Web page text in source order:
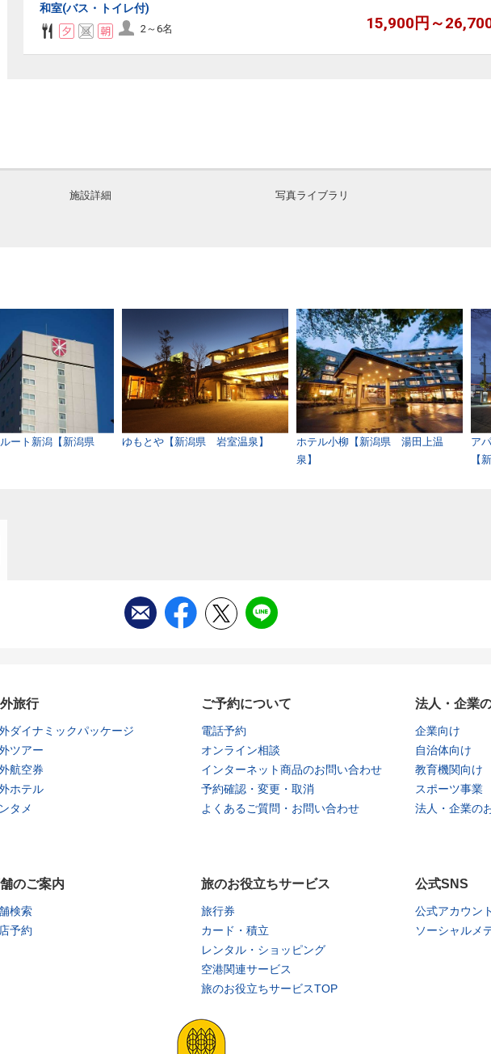
和室(バス・トイレ付)
2～6名 15,900円～
施設詳細 写真ライブラリ
ート新潟【新潟県
ゆもとや【新潟県 岩室温泉】
ホテル小柳【新潟県 湯田上温
泉】
ア
【
旅行
ダイナミックパッケージ
ツアー
航空券
ホテル
タメ
ご予約について
電話予約
オンライン相談
インターネット商品のお問い合わせ
予約確認・変更・取消
よくあるご質問・お問い合わせ
法人・企業
企業向け
自治体向け
教育機関向け
スポーツ事業
法人・企業の
のご案内
検索
予約
旅のお役立ちサービス
旅行券
カード・積立
レンタル・ショッピング
空港関連サービス
旅のお役立ちサービスTOP
公式SNS
公式アカウン
ソーシャルメ